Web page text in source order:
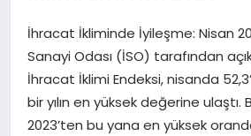
İhracat İkliminde İyileşme: Nisan
Sanayi Odası (İSO) tarafından
İhracat İklimi Endeksi, nisanda
bir yılın en yüksek değerine ulaştı.
2023’ten bu yana en yüksek